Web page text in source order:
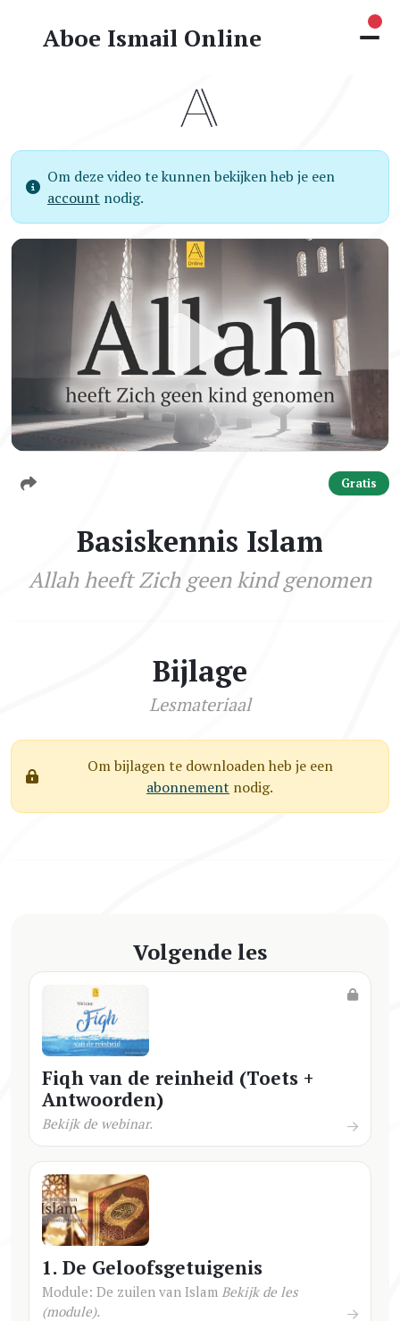
Aboe Ismail Online
Om deze video te kunnen bekijken heb je een
account nodig.
Gratis
Basiskennis Islam
Allah heeft Zich geen kind genomen
Bijlage
Lesmateriaal
Om bijlagen te downloaden heb je een
abonnement nodig.
Volgende les
Fiqh van de reinheid (Toets +
Antwoorden)
Bekijk de webinar.
1. De Geloofsgetuigenis
Module: De zuilen van Islam Bekijk de les
(module).